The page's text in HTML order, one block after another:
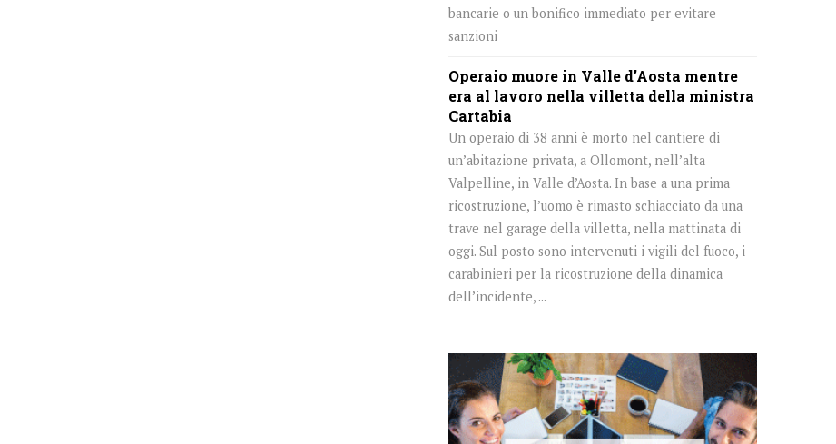
bancarie o un bonifico immediato per evitare
sanzioni
Operaio muore in Valle d’Aosta mentre
era al lavoro nella villetta della ministra
Cartabia
Un operaio di 38 anni è morto nel cantiere di
un’abitazione privata, a Ollomont, nell’alta
Valpelline, in Valle d’Aosta. In base a una prima
ricostruzione, l’uomo è rimasto schiacciato da una
trave nel garage della villetta, nella mattinata di
oggi. Sul posto sono intervenuti i vigili del fuoco, i
carabinieri per la ricostruzione della dinamica
dell’incidente, ...